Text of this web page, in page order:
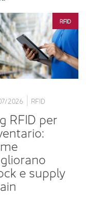
RFID
2026 RFID
RFID per
e supply